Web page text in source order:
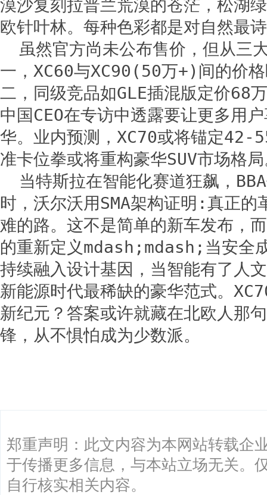
漠沙复刻拉普兰荒漠的苍茫，松湖
欧针叶林。每种色彩都是对自然最
虽然官方尚未公布售价，但从三
一，XC60与XC90(50万+)间的价
二，同级竞品如GLE插混版定价68
中国CEO在专访中透露要让更多用
华。业内预测，XC70或将锚定42-
准卡位拳或将重构豪华SUV市场格
当特斯拉在智能化赛道狂飙，
时，沃尔沃用SMA架构证明:真正的
难的路。这不是简单的新车发布，
的重新定义mdash;mdash;当安全
持续融入设计基因，当智能有了人
新能源时代最稀缺的豪华范式。
新纪元？答案或许就藏在北欧人那
锋，从不惧怕成为少数派。
郑重声明：此文内容为本网站转载企
于传播更多信息，与本站立场无关。
自行核实相关内容。